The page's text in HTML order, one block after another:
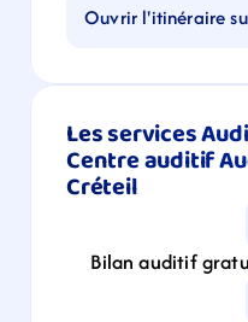
Ouvrir l'itinéraire
Les services
Centre auditif
Créteil
Bilan auditif